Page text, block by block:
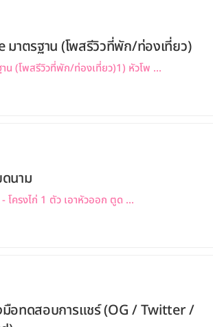
มาตรฐาน (โพสรีวิวที่พัก/ท่องเที่ยว)
น (โพสรีวิวที่พัก/ท่องเที่ยว)1) หัวโพ ...
นาม
ครงไก่ 1 ตัว เอาหัวออก ตูด ...
มือทดสอบการแชร์ (OG / Twitter /